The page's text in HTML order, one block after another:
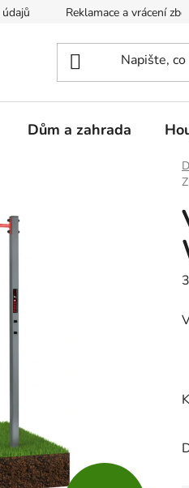
Reklamace a vrácení zboží
Dům a zahrada